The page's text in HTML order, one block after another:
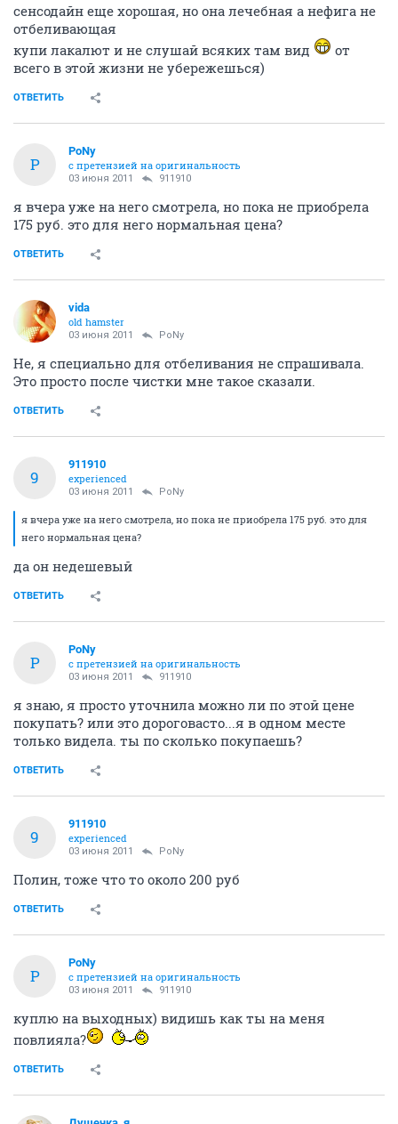
сенсодайн еще хорошая, но она лечебная а нефига не
отбеливающая
купи лакалют и не слушай всяких там вид
от
всего в этой жизни не убережешься)
ОТВЕТИТЬ
P
PoNy
с претензией на оригинальность
03 июня 2011 911910
я вчера уже на него смотрела, но пока не приобрела
175 руб. это для него нормальная цена?
ОТВЕТИТЬ
vida
old hamster
03 июня 2011 PoNy
Не, я специально для отбеливания не спрашивала.
Это просто после чистки мне такое сказали.
ОТВЕТИТЬ
9
911910
experienced
03 июня 2011 PoNy
я вчера уже на него смотрела, но пока не приобрела 175 руб. это для
него нормальная цена?
да он недешевый
ОТВЕТИТЬ
P
PoNy
с претензией на оригинальность
03 июня 2011 911910
я знаю, я просто уточнила можно ли по этой цене
покупать? или это дороговасто...я в одном месте
только видела. ты по сколько покупаешь?
ОТВЕТИТЬ
9
911910
experienced
03 июня 2011 PoNy
Полин, тоже что то около 200 руб
ОТВЕТИТЬ
P
PoNy
с претензией на оригинальность
03 июня 2011 911910
куплю на выходных) видишь как ты на меня
повлияла?
ОТВЕТИТЬ